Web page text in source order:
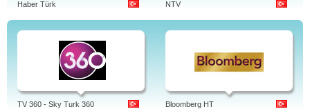
Haber Türk NTV
TV 360 - Sky Turk 360 Bloomberg HT